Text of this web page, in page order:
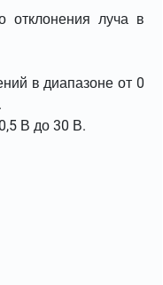
отклонения луча в
в диапазоне от 0
В до 30 В.